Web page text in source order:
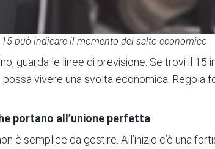
15 può indicare il momento del salto economico
guarda le linee di previsione. Se trovi il 15
vivere una svolta economica. Regola
portano all’unione perfetta
è semplice da gestire. All’inizio c’è una